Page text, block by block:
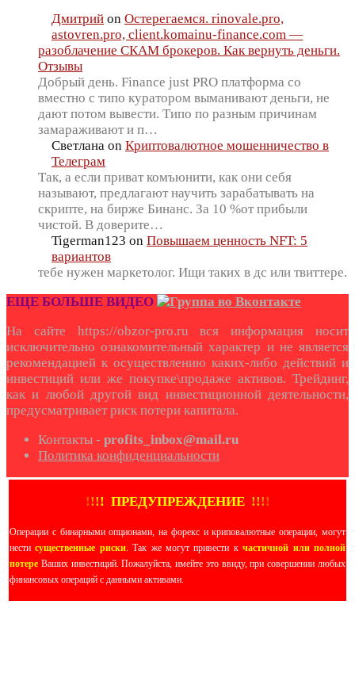
Дмитрий on Остерегаемся. rinovale.pro,
astovren.pro, client.komainu-finance.com —
разоблачение СКАМ брокеров. Как вернуть деньги.
Отзывы
Добрый день. Finance just PRO платформа со
вместно с типо куратором выманивают деньги, не
дают потом вывести. Типо по разным причинам
замараживают и п…
Светлана on Криптовалютное мошенничество в
Телеграм
Так, а если приват комъюнити, как они себя
называют, предлагают научить зарабатывать на
скрипте, на бирже Бинанс. За 10 %от прибыли
чистой. В доверите…
Tigerman123 on Повышаем ценность NFT: 5
вариантов
тебе нужен маркетолог. Ищи таких в дс или твиттере.
ЕЩЕ БОЛЬШЕ ВИДЕО
На сайте https://obzor-pro.ru вся информация носит
исключительно ознакомительный характер и не является
рекомендацией к осуществлению каких-либо действий и
инвестиций или же покупке\продаже активов. Трейдинг,
как и любой другой вид инвестиционной деятельности,
предусматривает риск потери капитала.
Контакты - profits_inbox@mail.ru
Политика конфиденциальности
!!!! ПРЕДУПРЕЖДЕНИЕ !!!!
Операции с бинарными опционами, на форекс и криповалютные операции, могут
нестисущественные риски. Так же могут привести кчастичной или полной
потере Ваших инвестиций. Пожалуйста, имейте это ввиду, при совершении любых
финансовых операций с данными активами.